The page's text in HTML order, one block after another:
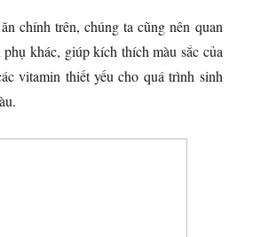
chính trên, chúng ta cũng nên quan
khác, giúp kích thích màu sắc của
vitamin thiết yếu cho quá trình sinh